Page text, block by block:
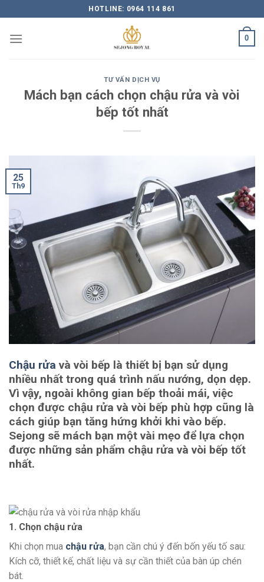
content
HOTLINE: 0964 114 861
0
TƯ VẤN DỊCH VỤ
Mách bạn cách chọn chậu rửa và vòi
bếp tốt nhất
25
Th9
Chậu rửa và vòi bếp là thiết bị bạn sử dụng
nhiều nhất trong quá trình nấu nướng, dọn dẹp.
Vì vậy, ngoài không gian bếp thoải mái, việc
chọn được chậu rửa và vòi bếp phù hợp cũng là
cách giúp bạn tăng hứng khởi khi vào bếp.
Sejong sẽ mách bạn một vài mẹo để lựa chọn
được những sản phẩm chậu rửa và vòi bếp tốt
nhất.
1. Chọn chậu rửa
Khi chọn mua chậu rửa, bạn cần chú ý đến bốn yếu tố sau:
Kích cỡ, thiết kế, chất liệu và sự cần thiết của bàn úp chén
bát.